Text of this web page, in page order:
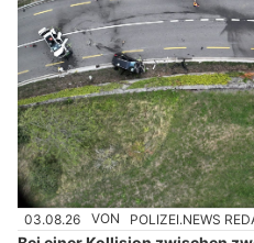
03.08.26 VON POLIZEI.NEWS